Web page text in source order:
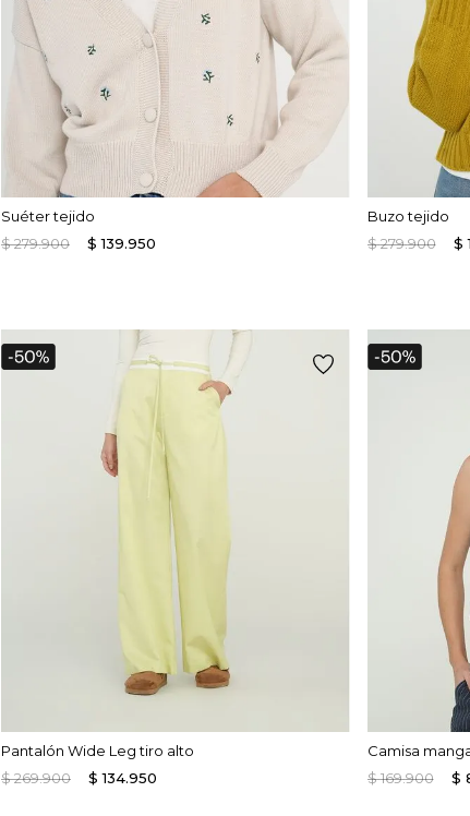
Suéter tejido
$279.900 $ 139.950
Buzo tejido
$279.900 $
Pantalón Wide Leg tiro alto
$269.900 $ 134.950
Camisa
$169.900 $